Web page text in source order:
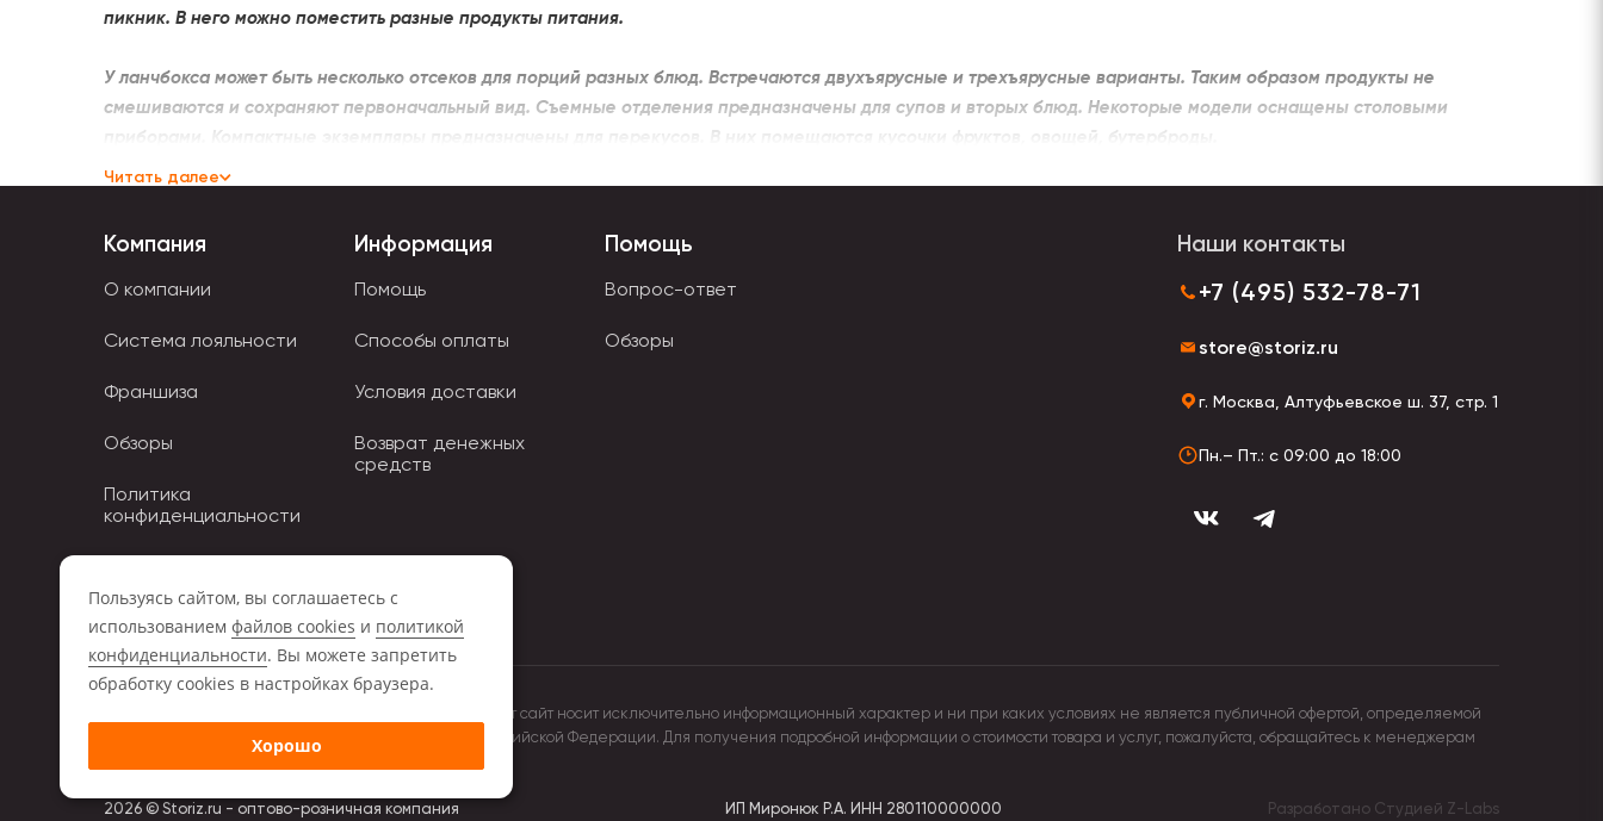
пикник. В него можно поместить разные продукты питания.
У ланчбокса может быть несколько отсеков для порций разных блюд. Встречаются двухъярусные и трехъярусные варианты. Таким образом продукты не
смешиваются и сохраняют первоначальный вид. Съемные отделения предназначены для супов и вторых блюд. Некоторые модели оснащены столовыми
приборами. Компактные экземпляры предназначены для перекусов. В них помещаются кусочки фруктов, овощей, бутерброды.
моется в посудомоечной машине, его можно подогреть в микроволновой печи.
Читать далее
Компания
О компании
Система лояльности
Франшиза
Обзоры
Политика
конфиденциальности
Информация
Помощь
Способы оплаты
Условия доставки
Возврат денежных
средств
Помощь
Вопрос-ответ
Обзоры
Наши контакты
+7 (495) 532-78-71
store@storiz.ru
г. Москва, Алтуфьевское ш. 37, стр. 1
Пн.– Пт.: с 09:00 до 18:00
Обращаем ваше внимание на то, что данный интернет сайт носит исключительно информационный характер и ни при каких условиях не является публичной офертой, определяемой
положениями Статьи 437 (2) Гражданского кодекса Российской Федерации. Для получения подробной информации о стоимости товара и услуг, пожалуйста, обращайтесь к менеджерам
2026 © Storiz.ru - оптово-розничная компания ИП Миронюк Р.А. ИНН 280110000000 Разработано Студией Z-Labs
Пользуясь сайтом, вы соглашаетесь с
использованием файлов cookies и политикой
конфиденциальности. Вы можете запретить
обработку сookies в настройках браузера.
Хорошо